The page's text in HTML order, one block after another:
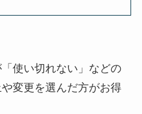
使い切れない」などの
変更を選んだ方がお得